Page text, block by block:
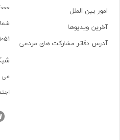
امور بین الملل
آخرین ویدیوها
آدرس دفاتر مشارکت های مردمی
0870-5029
می